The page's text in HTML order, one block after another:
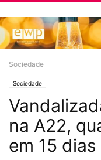
Sociedade
Sociedade
na A22,
em 15 dias